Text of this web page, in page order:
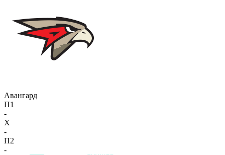
Авангард
П1
-
X
-
П2
-